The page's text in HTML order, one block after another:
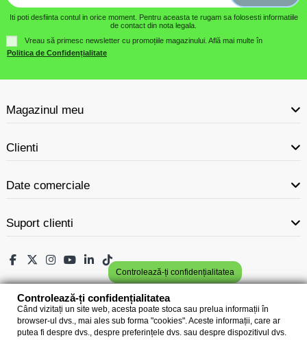
Iti poti desfiinta contul in orice moment. Pentru aceasta te rugam sa folosesti informatiile
de contact din nota legala.
Vreau să primesc newsletter cu promoțiile magazinului. Află mai multe în
Politica de Confidențialitate
Magazinul meu
Clienti
Date comerciale
Suport clienti
Controlează-ți confidențialitatea
Controlează-ți confidențialitatea
Când vizitați un site web, acesta poate stoca sau prelua informații în
browser-ul dvs., mai ales sub forma "cookies". Aceste informații, care ar
putea fi despre dvs., despre preferințele dvs. sau despre dispozitivul dvs.